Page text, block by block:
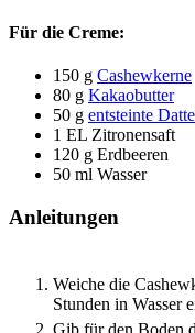
Für die Creme:
150 g Cashewkerne
80 g Kakaobutter
50 g entsteinte
1 EL Zitronensaft
120 g Erdbeeren
50 ml Wasser
Anleitungen
Weiche die
Stunden in Wasser
Gib für den Boden